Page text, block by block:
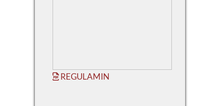
REGULAMIN